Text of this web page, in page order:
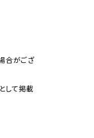
合がござ
して掲載